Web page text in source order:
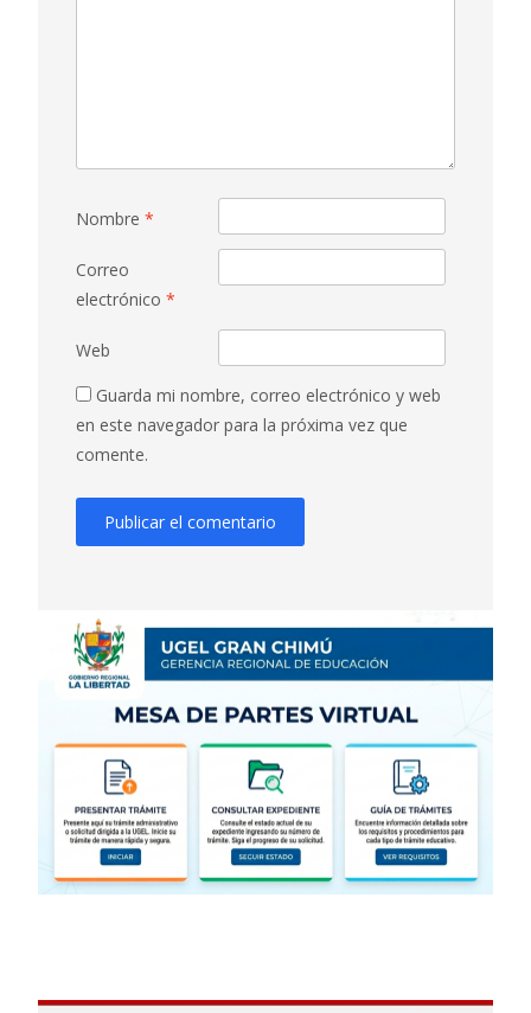
Nombre *
Correo
electrónico *
Web
Guarda mi nombre, correo electrónico y web
en este navegador para la próxima vez que
comente.